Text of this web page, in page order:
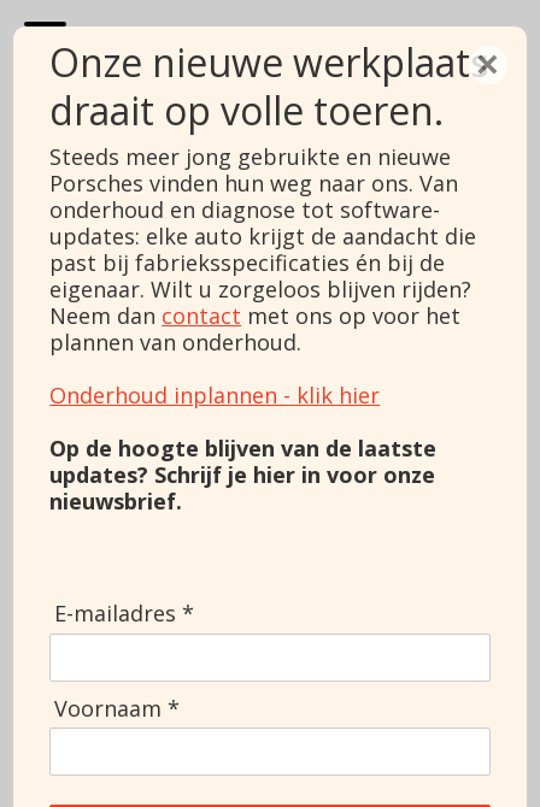
Porsche 911
3.0 Carrera 4S
Price € 259.995
Margin/VAT VAT
Type 3.0 Carrera 4S
Construction year 2026
Mileage 3010
Fueltype Gasoline
Engine capacity 2981
Transmission Automatic
Gears 8
Cylinders
Ask for more information
×
Onze nieuwe werkplaats
draait op volle toeren.
Steeds meer jong gebruikte en nieuwe
Porsches vinden hun weg naar ons. Van
onderhoud en diagnose tot software-
updates: elke auto krijgt de aandacht die
past bij fabrieksspecificaties én bij de
eigenaar. Wilt u zorgeloos blijven rijden?
Neem dan contact met ons op voor het
plannen van onderhoud.
Onderhoud inplannen - klik hier
Op de hoogte blijven van de laatste
updates? Schrijf je hier in voor onze
nieuwsbrief.
E-mailadres *
Voornaam *